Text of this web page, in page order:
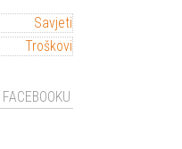
Savjeti
Troškovi